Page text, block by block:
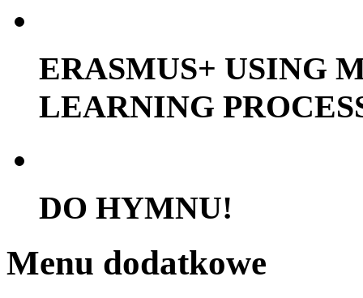
ERASMUS+ USING
LEARNING
DO HYMNU!
Menu dodatkowe